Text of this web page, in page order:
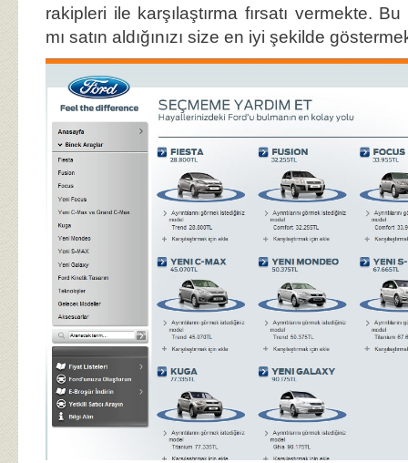
rakipleri ile karşılaştırma fırsatı vermekte.
mı satın aldığınızı size en iyi şekilde